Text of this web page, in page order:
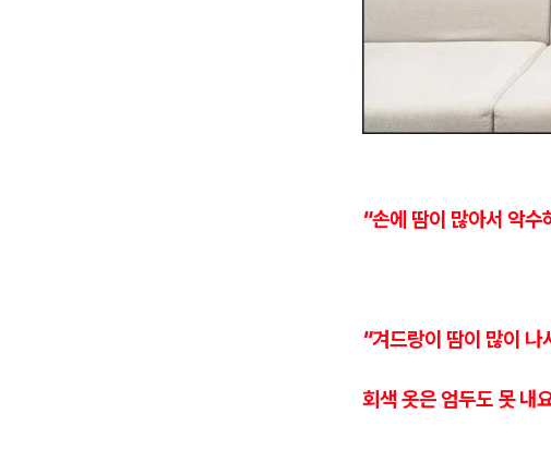
"손에 땀이 많아서 악
"겨드랑이 땀이 많이 나
회색 옷은 엄두도 못 내